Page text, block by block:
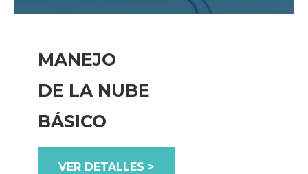
MANEJO
DE LA NUBE
BÁSICO
VER DETALLES >